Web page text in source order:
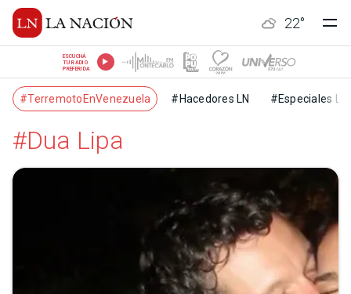
22°
ESCUCHÁ
TU RADIO
PREFERIDA
#TerremotoEnVenezuela #Hacedores LN #Especiales LN
#Dua Lipa